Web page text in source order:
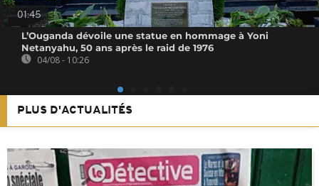
01:45
L’Ouganda dévoile une statue en hommage à Yoni
Netanyahu, 50 ans après le raid de 1976
04/08 - 10:26
PLUS D'ACTUALITÉS